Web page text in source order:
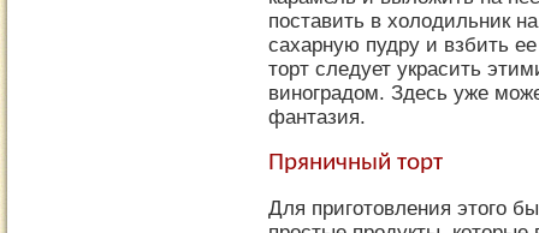
поставить в холодильник
сахарную пудру и взбить
торт следует украсить
виноградом. Здесь уже
фантазия.
Пряничный торт
Для приготовления этого